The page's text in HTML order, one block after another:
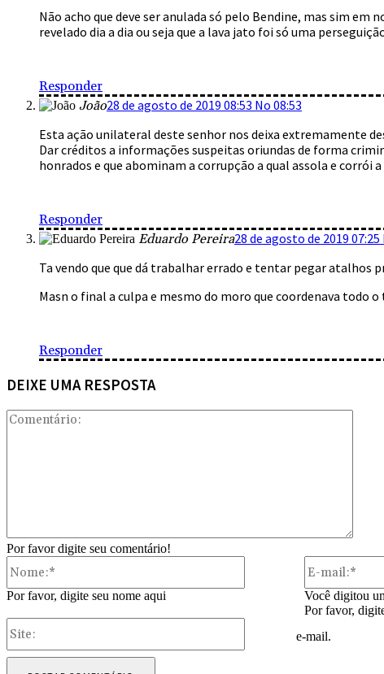
Não acho que deve ser anulada só pelo Bendine, mas sim em
revelado dia a dia ou seja que a lava jato foi só uma
Responder
João28 de agosto de 2019 08:53 No 08:53
Esta ação unilateral deste senhor nos deixa extremamente
Dar créditos a informações suspeitas oriundas de forma
honrados e que abominam a corrupção a qual assola e corrói a
Responder
Eduardo Pereira28 de agosto de 2019 07:25
Ta vendo que que dá trabalhar errado e tentar pegar atalhos
Masn o final a culpa e mesmo do moro que coordenava todo
Responder
DEIXE UMA RESPOSTA
Por favor digite seu comentário!
Por favor, digite seu nome aqui
Você digitou
Por favor,
e-mail.